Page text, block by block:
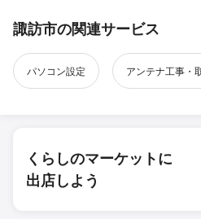
諏訪市の関連サービス
パソコン設定 アンテナ工事・
くらしのマーケットに
出店しよう